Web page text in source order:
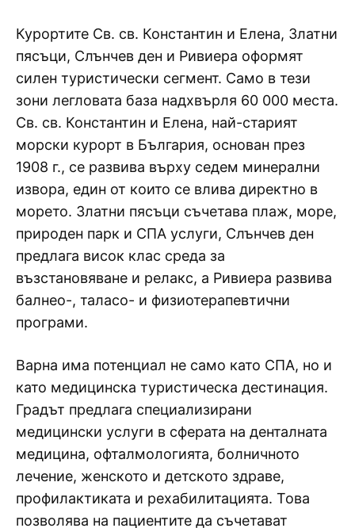
Курортите Св. св. Константин и Елена, Златни
пясъци, Слънчев ден и Ривиера оформят
силен туристически сегмент. Само в тези
зони легловата база надхвърля 60 000 места.
Св. св. Константин и Елена, най-старият
морски курорт в България, основан през
1908 г., се развива върху седем минерални
извора, един от които се влива директно в
морето. Златни пясъци съчетава плаж, море,
природен парк и СПА услуги, Слънчев ден
предлага висок клас среда за
възстановяване и релакс, а Ривиера развива
балнео-, таласо- и физиотерапевтични
програми.
Варна има потенциал не само като СПА, но и
като медицинска туристическа дестинация.
Градът предлага специализирани
медицински услуги в сферата на денталната
медицина, офталмологията, болничното
лечение, женското и детското здраве,
профилактиката и рехабилитацията. Това
позволява на пациентите да съчетават